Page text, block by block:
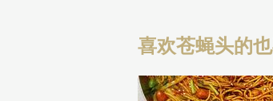
喜欢苍蝇头的